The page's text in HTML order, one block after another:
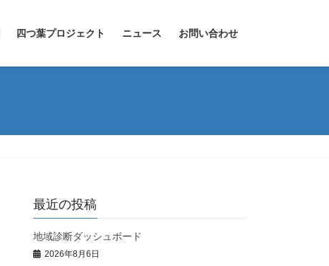
四つ葉プロジェクト ニュース お問い合わせ
最近の投稿
地域診断ダッシュボード
2026年8月6日